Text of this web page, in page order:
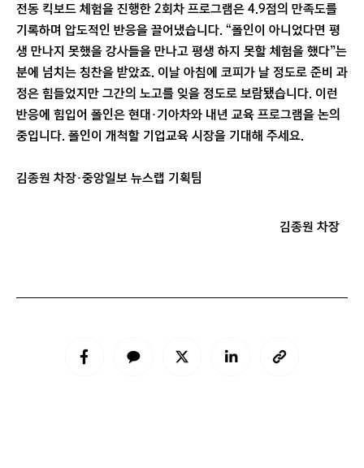
전동 킥보드 체험을 진행한 2회차 프로그램은 4.9점의 만족도를
기록하며 압도적인 반응을 끌어냈습니다. “폴인이 아니었다면 평
생 만나지 못했을 강사들을 만나고 평생 하지 못할 체험을 했다”는
분에 넘치는 칭찬을 받았죠. 이날 아침에 코피가 날 정도로 준비 과
정은 힘들었지만 그간의 노고를 잊을 정도로 보람됐습니다. 이런
반응에 힘입어 폴인은 현대·기아차와 내년 교육 프로그램을 논의
중입니다. 폴인이 개척할 기업교육 시장을 기대해 주세요.
김종원 차장·중앙일보 뉴스랩 기획팀
김종원 차장